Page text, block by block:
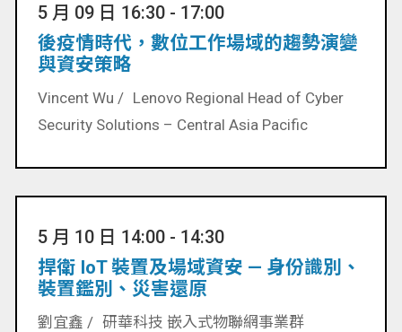
5 月 09 日 16:30 - 17:00
後疫情時代，數位工作場域的趨勢演變
與資安策略
Vincent Wu / Lenovo Regional Head of Cyber
Security Solutions – Central Asia Pacific
5 月 10 日 14:00 - 14:30
捍衛 IoT 裝置及場域資安 — 身份識別、
裝置鑑別、災害還原
劉宜鑫 / 研華科技 嵌入式物聯網事業群